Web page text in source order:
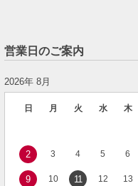
営業日のご案内
2026年 8月
日 月 火 水 木
2 3 4 5 6
9 10 11 12 13